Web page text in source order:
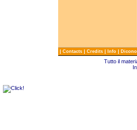
| Contacts | Credits | Info |
Tutto il